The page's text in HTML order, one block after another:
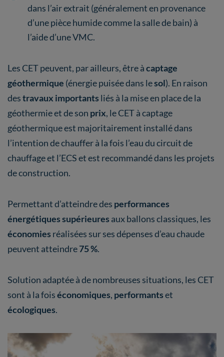
dans l’air extrait (généralement en provenance
d’une pièce humide comme la salle de bain) à
l’aide d’une VMC.
Les CET peuvent, par ailleurs, être àcaptage
géothermique (énergie puisée dans lesol). En raison
destravaux importants liés à la mise en place de la
géothermie et de son prix, le CET à captage
géothermique est majoritairement installé dans
l’intention de chauffer à la fois l’eau du circuit de
chauffage et l’ECS et est recommandé dans les projets
de construction.
Permettant d’atteindre des performances
énergétiques supérieures aux ballons classiques, les
économies réalisées sur ses dépenses d’eau chaude
peuvent atteindre75 %.
Solution adaptée à de nombreuses situations, les CET
sont à la foiséconomiques, performantset
écologiques.